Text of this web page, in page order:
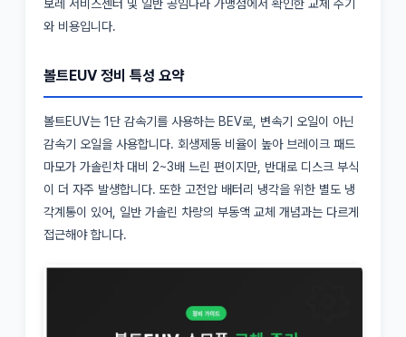
보레 서비스센터 및 일반 공임나라 가맹점에서 확인한 교체 주기
와 비용입니다.
볼트EUV 정비 특성 요약
볼트EUV는 1단 감속기를 사용하는 BEV로, 변속기 오일이 아닌
감속기 오일을 사용합니다. 회생제동 비율이 높아 브레이크 패드
마모가 가솔린차 대비 2~3배 느린 편이지만, 반대로 디스크 부식
이 더 자주 발생합니다. 또한 고전압 배터리 냉각을 위한 별도 냉
각계통이 있어, 일반 가솔린 차량의 부동액 교체 개념과는 다르게
접근해야 합니다.